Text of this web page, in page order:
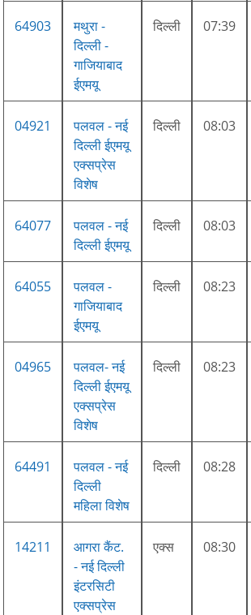
64903
मथुरा -
दिल्ली -
गाजियाबाद
ईएमयू
दिल्ली 07:39
04921
पलवल - नई
दिल्ली ईएमयू
एक्सप्रेस
विशेष
दिल्ली 08:03
64077
पलवल - नई
दिल्ली ईएमयू
दिल्ली 08:03
64055
पलवल -
गाजियाबाद
ईएमयू
दिल्ली 08:23
04965
पलवल- नई
दिल्ली ईएमयू
एक्सप्रेस
विशेष
दिल्ली 08:23
64491
पलवल - नई
दिल्ली
महिला विशेष
दिल्ली 08:28
14211
आगरा कैंट.
- नई दिल्ली
इंटरसिटी
एक्सप्रेस
एक्स 08:30